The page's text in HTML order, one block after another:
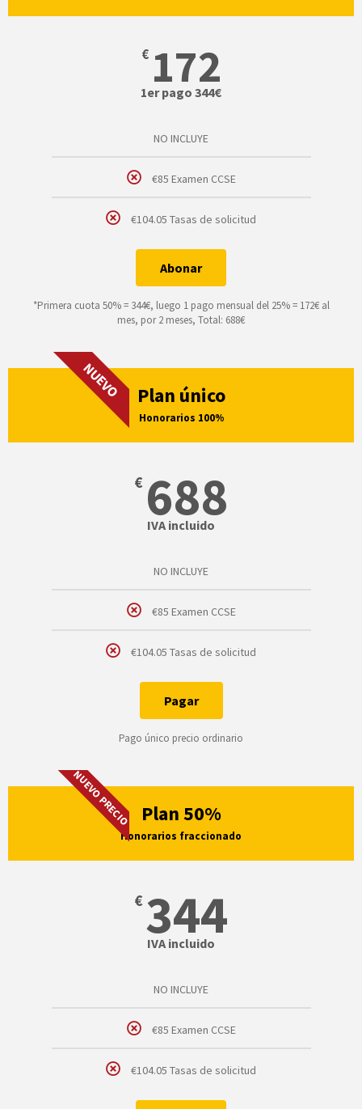
€ 172
1er pago 344€
NO INCLUYE
€85 Examen CCSE
€104.05 Tasas de solicitud
Abonar
*Primera cuota 50% = 344€, luego 1 pago mensual del 25% = 172€ al
mes, por 2 meses, Total: 688€
NUEVO Plan único
Honorarios 100%
€ 688
IVA incluido
NO INCLUYE
€85 Examen CCSE
€104.05 Tasas de solicitud
Pagar
Pago único precio ordinario
NUEVO PRECIO Plan 50%
Honorarios fraccionado
€344
IVA incluido
NO INCLUYE
€85 Examen CCSE
€104.05 Tasas de solicitud